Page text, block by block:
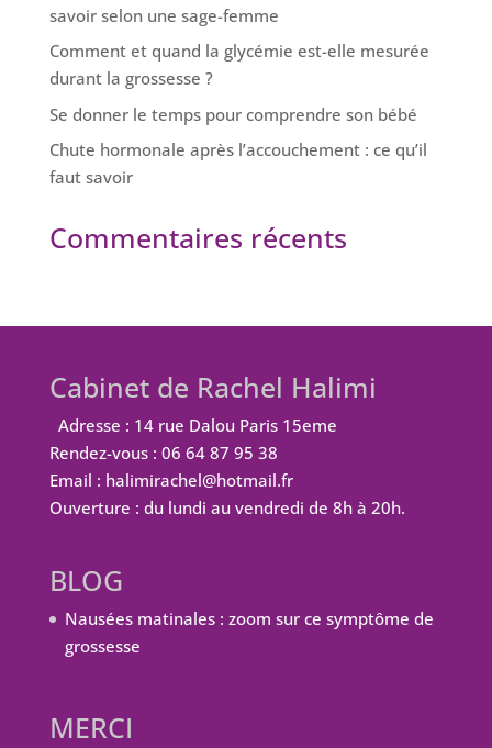
savoir selon une sage-femme
Comment et quand la glycémie est-elle mesurée
durant la grossesse ?
Se donner le temps pour comprendre son bébé
Chute hormonale après l’accouchement : ce qu’il
faut savoir
Commentaires récents
Cabinet de Rachel Halimi
Adresse : 14 rue Dalou Paris 15eme
Rendez-vous : 06 64 87 95 38
Email : halimirachel@hotmail.fr
Ouverture : du lundi au vendredi de 8h à 20h.
BLOG
Nausées matinales : zoom sur ce symptôme de
grossesse
MERCI